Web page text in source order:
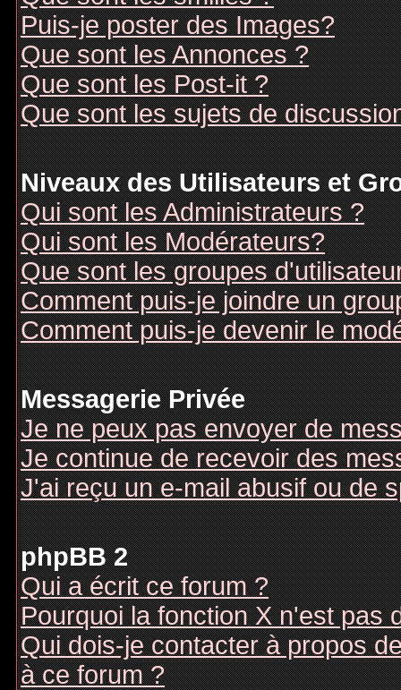
Puis-je poster des Images?
Que sont les Annonces ?
Que sont les Post-it ?
Que sont les sujets de
Niveaux des Utilisateurs et
Qui sont les Administrateurs ?
Qui sont les Modérateurs?
Que sont les groupes
Comment puis-je joindre un
Comment puis-je devenir le
Messagerie Privée
Je ne peux pas envoyer de
Je continue de recevoir des
J'ai reçu un e-mail abusif ou de
phpBB 2
Qui a écrit ce forum ?
Pourquoi la fonction X n'est pas
Qui dois-je contacter à propos
à ce forum ?